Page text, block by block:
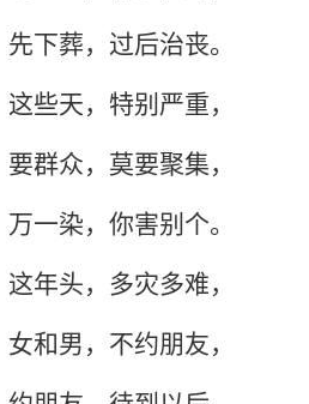
先下葬，过后治丧。
这些天，特别严重，
要群众，莫要聚集，
万一染，你害别个。
这年头，多灾多难，
女和男，不约朋友，